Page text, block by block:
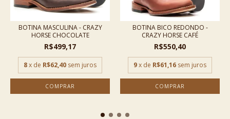
BOTINA MASCULINA - CRAZY
HORSE CHOCOLATE
R$499,17
8x de R$62,40 sem juros
COMPRAR
BOTINA BICO REDONDO -
CRAZY HORSE CAFÉ
R$550,40
9x de R$61,16 sem juros
COMPRAR